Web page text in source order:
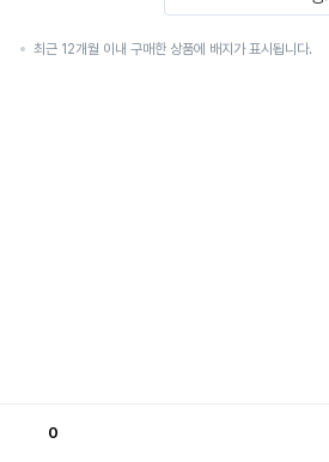
최근 12개월 이내 구매한 상품에 배지가 표시됩니다.
0